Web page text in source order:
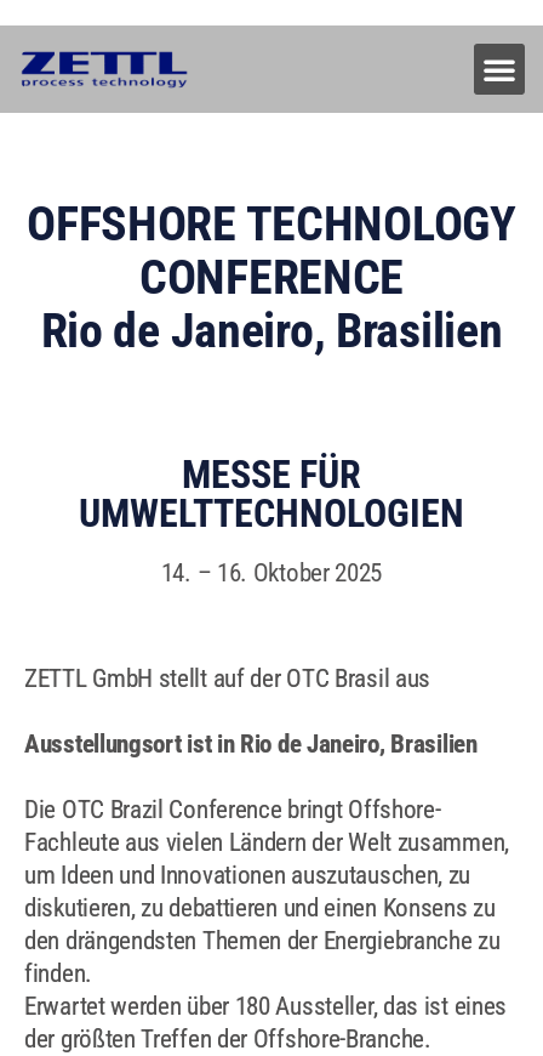
OFFSHORE TECHNOLOGY
CONFERENCE
Rio de Janeiro, Brasilien
MESSE FÜR
UMWELTTECHNOLOGIEN
14. – 16. Oktober 2025
ZETTL GmbH stellt auf der OTC Brasil aus
Ausstellungsort ist in Rio de Janeiro, Brasilien
Die OTC Brazil Conference bringt Offshore-
Fachleute aus vielen Ländern der Welt zusammen,
um Ideen und Innovationen auszutauschen, zu
diskutieren, zu debattieren und einen Konsens zu
den drängendsten Themen der Energiebranche zu
finden.
Erwartet werden über 180 Aussteller, das ist eines
der größten Treffen der Offshore-Branche.